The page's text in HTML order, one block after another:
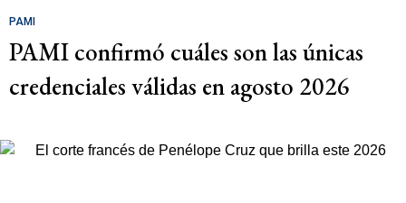
PAMI
PAMI confirmó cuáles son las únicas
credenciales válidas en agosto 2026